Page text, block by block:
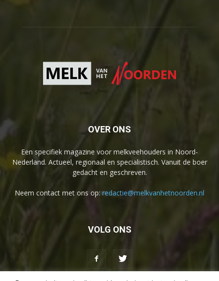
OVER ONS
Een specifiek magazine voor melkveehouders in Noord-
Nederland. Actueel, regionaal en specialistisch. Vanuit de boer
gedacht en geschreven.
Neem contact met ons op: redactie@melkvanhetnoorden.nl
VOLG ONS